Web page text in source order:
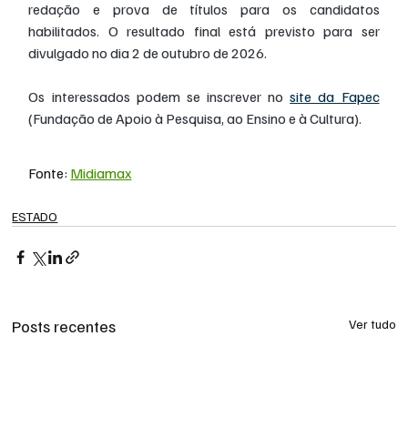
redação e prova de títulos para os candidatos
habilitados. O resultado final está previsto para ser
divulgado no dia 2 de outubro de 2026.
Os interessados podem se inscrever no site da Fapec
(Fundação de Apoio à Pesquisa, ao Ensino e à Cultura).
Fonte: Midiamax
ESTADO
Posts recentes Ver tudo